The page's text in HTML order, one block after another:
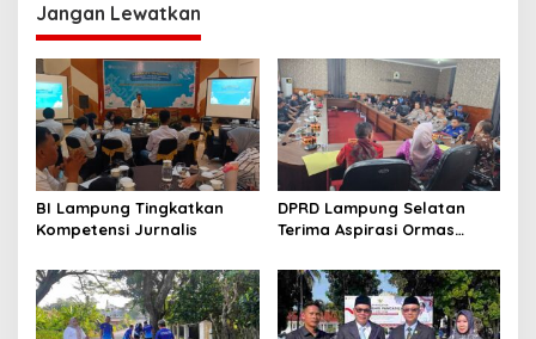
a
s
i
p
o
s
Jangan Lewatkan
BI Lampung Tingkatkan
Kompetensi Jurnalis
DPRD Lampung Selatan
Terima Aspirasi Ormas